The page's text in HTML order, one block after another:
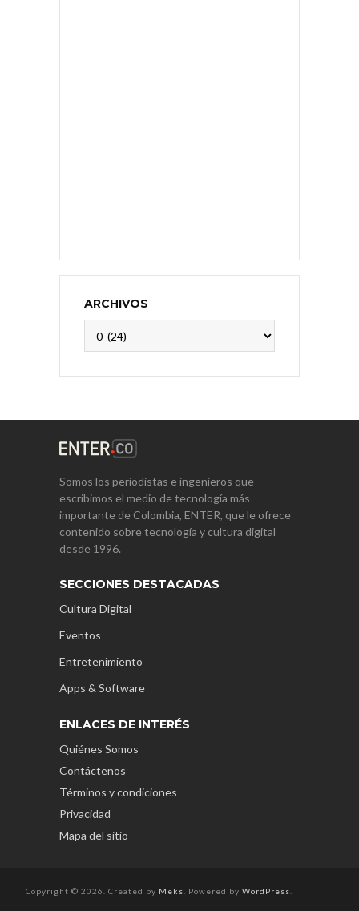
ARCHIVOS
Somos los periodistas e ingenieros que
escribimos el medio de tecnología más
importante de Colombia, ENTER, que le ofrece
contenido sobre tecnología y cultura digital
desde 1996.
SECCIONES DESTACADAS
Cultura Digital
Eventos
Entretenimiento
Apps & Software
ENLACES DE INTERÉS
Quiénes Somos
Contáctenos
Términos y condiciones
Privacidad
Mapa del sitio
Copyright © 2026. Created by Meks . Powered by WordPress